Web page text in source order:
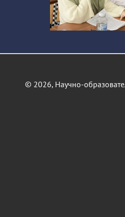
© 2026, Научно-